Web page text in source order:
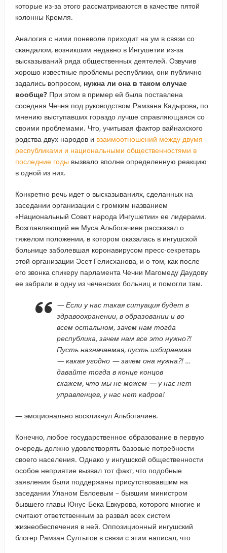
которые из-за этого рассматриваются в качестве пятой
колонны Кремля.
Аналогия с ними поневоле приходит на ум в связи со
скандалом, возникшим недавно в Ингушетии из-за
высказываний ряда общественных деятелей. Озвучив
хорошо известные проблемы республики, они публично
задались вопросом, нужна ли она в таком случае
вообще?При этом в пример ей была поставлена
соседняя Чечня под руководством Рамзана Кадырова, по
мнению выступавших гораздо лучше справляющаяся со
своими проблемами. Что, учитывая фактор вайнахского
родства двух народов и взаимоотношений между двумя
республиками и национальными общественностями в
последние годы вызвало вполне определенную реакцию
в одной из них.
Конкретно речь идет о высказываниях, сделанных на
заседании организации с громким названием
«Национальный Совет народа Ингушетии» ее лидерами.
Возглавляющий ее Муса Альбогачиев рассказал о
тяжелом положении, в котором оказалась в ингушской
больнице заболевшая коронавирусом пресс-секретарь
этой организации Эсет Гелисханова, и о том, как после
его звонка спикеру парламента Чечни Магомеду Даудову
ее забрали в одну из чеченских больниц и помогли там.
— Если у нас такая ситуация будет в
здравоохранении, в образовании и во
всем остальном, зачем нам тогда
республика, зачем нам все это нужно?!
Пусть назначаемая, пусть избираемая
— какая угодно — зачем она нужна?! …
давайте тогда в конце концов
скажем, что мы не можем — у нас нет
управленцев, у нас нет кадров!
— эмоционально воскликнул Альбогачиев.
Конечно, любое государственное образование в первую
очередь должно удовлетворять базовые потребности
своего населения. Однако у ингушской общественности
особое неприятие вызвал тот факт, что подобные
заявления были поддержаны присутствовавшим на
заседании Уланом Евлоевым – бывшим министром
бывшего главы Юнус-Бека Евкурова, которого многие и
считают ответственным за развал всех систем
жизнеобеспечения в ней. Оппозиционный ингушский
блогер Рамзан Султыгов в связи с этим написал, что